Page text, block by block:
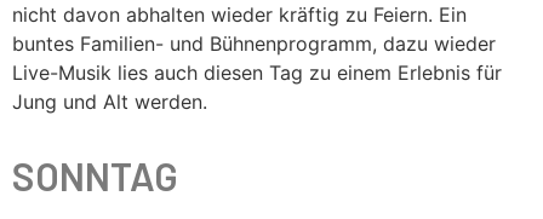
nicht davon abhalten wieder kräftig zu Feiern. Ein
buntes Familien- und Bühnenprogramm, dazu wieder
Live-Musik lies auch diesen Tag zu einem Erlebnis für
Jung und Alt werden.
SONNTAG